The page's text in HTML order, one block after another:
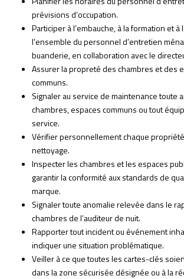
prévisions d’occupation.
Participer à l’embauche, à la formation et
l’ensemble du personnel d’entretien
buanderie, en collaboration avec le
Assurer la propreté des chambres et des
communs.
Signaler au service de maintenance toute
chambres, espaces communs ou tout
service.
Vérifier personnellement chaque
nettoyage.
Inspecter les chambres et les espaces
garantir la conformité aux standards de
marque.
Signaler toute anomalie relevée dans le
chambres de l’auditeur de nuit.
Rapporter tout incident ou événement
indiquer une situation problématique.
Veiller à ce que toutes les cartes-clés
dans la zone sécurisée désignée ou à la